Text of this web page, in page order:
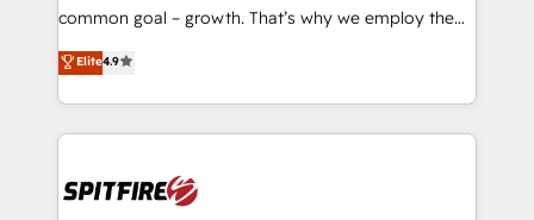
implementation and training. Skilled in-house
complex API integrations with external platforms.
Working from several campuses across Belgium, The
such as Brussels Airport, Volvo, Farmaline, Agilitas,
Streamz and Michelin.
common goal – growth. That’s why we employ the
latest innovations in disruptive technology in our
approach to web design, sales enablement and
inbound marketing that deliver month-on-month
growth for our client's businesses. These methods
exactly where your marketing budget is being used
Elite4.9